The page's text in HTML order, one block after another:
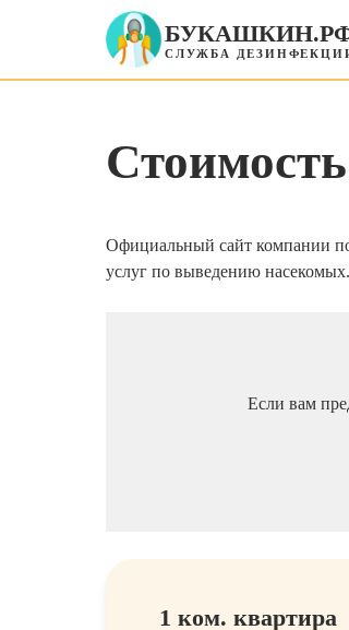
СЛУЖБА
Официальный сайт компании
услуг по выведению
Если вам
1 ком. квартира